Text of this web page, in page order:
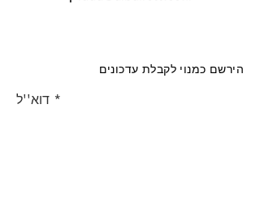
הירשם כמנוי לקבלת עדכונים
דוא''ל